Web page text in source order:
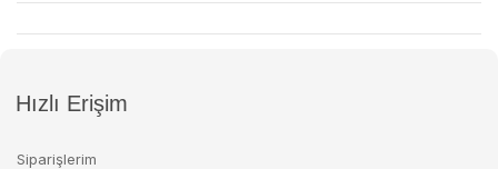
Hızlı Erişim
Siparişlerim